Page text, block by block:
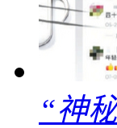
“神